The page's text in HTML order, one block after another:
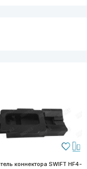
коннектора SWIFT HF4-